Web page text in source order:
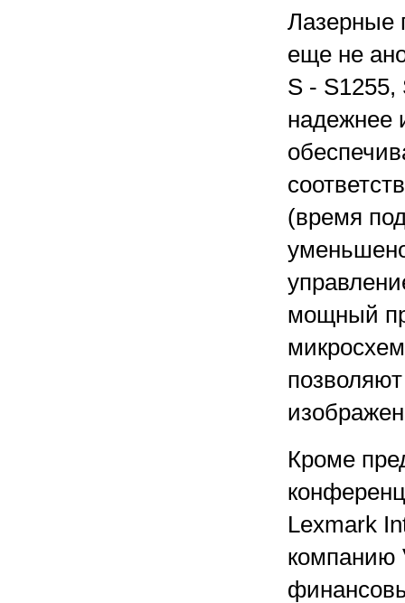
Лазерные
еще не
S -
надежнее
(время
мощный
Кроме
Lexmark
компанию